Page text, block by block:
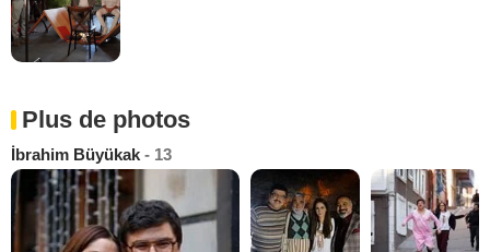
Plus de photos
İbrahim Büyükak - 13